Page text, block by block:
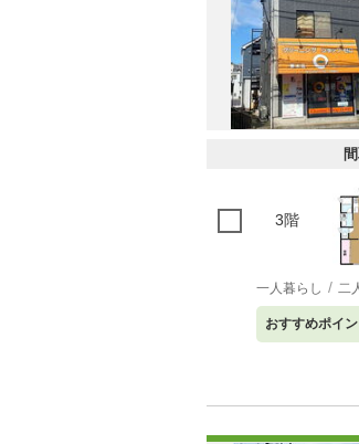
3階
一人暮らし 二
おすすめポイン